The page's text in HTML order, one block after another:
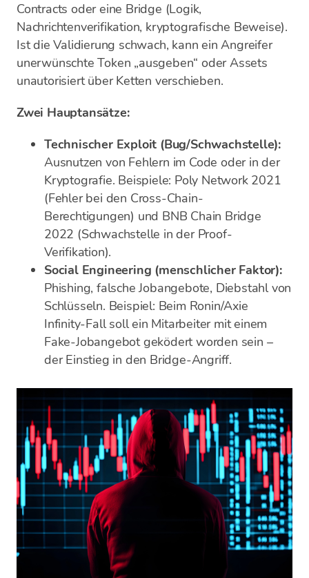
Contracts oder eine Bridge (Logik,
Nachrichtenverifikation, kryptografische Beweise).
Ist die Validierung schwach, kann ein Angreifer
unerwünschte Token „ausgeben“ oder Assets
unautorisiert über Ketten verschieben.
Zwei Hauptansätze:
Technischer Exploit (Bug/Schwachstelle):
Ausnutzen von Fehlern im Code oder in der
Kryptografie. Beispiele: Poly Network 2021
(Fehler bei den Cross-Chain-
Berechtigungen) und BNB Chain Bridge
2022 (Schwachstelle in der Proof-
Verifikation).
Social Engineering (menschlicher Faktor):
Phishing, falsche Jobangebote, Diebstahl von
Schlüsseln. Beispiel: Beim Ronin/Axie
Infinity-Fall soll ein Mitarbeiter mit einem
Fake-Jobangebot geködert worden sein –
der Einstieg in den Bridge-Angriff.